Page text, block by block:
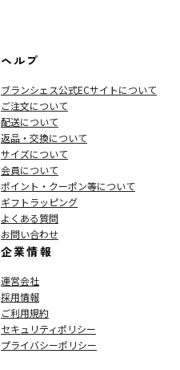
ヘルプ
ブランシェス公式ECサイトについて
ご注文について
配送について
返品・交換について
サイズについて
会員について
ポイント・クーポン等について
ギフトラッピング
よくある質問
お問い合わせ
企業情報
運営会社
採用情報
ご利用規約
セキュリティポリシー
プライバシーポリシー